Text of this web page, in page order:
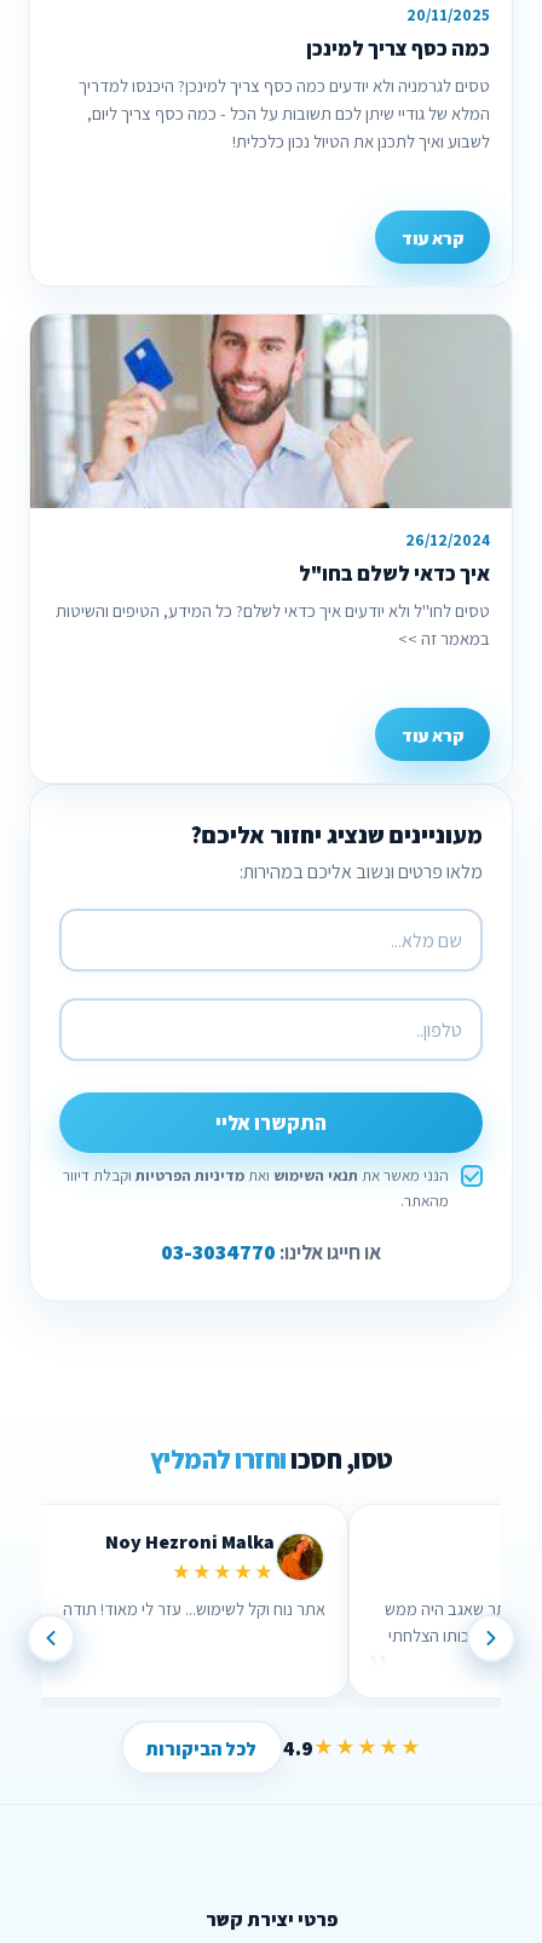
20/11/2025
כמה כסף צריך למינכן
טסים לגרמניה ולא יודעים כמה כסף צריך למינכן? היכנסו למדריך
המלא של גודיי שיתן לכם תשובות על הכל - כמה כסף צריך ליום,
לשבוע ואיך לתכנן את הטיול נכון כלכלית!
קרא עוד
26/12/2024
איך כדאי לשלם בחו"ל
טסים לחו''ל ולא יודעים איך כדאי לשלם? כל המידע, הטיפים והשיטות
במאמר זה >>
קרא עוד
מעוניינים שנציג יחזור אליכם?
מלאו פרטים ונשוב אליכם במהירות:
התקשרו אליי
הנני מאשר את תנאי השימוש ואתמדיניות הפרטיות וקבלת דיוור
מהאתר.
או חייגו אלינו: 03-3034770
טסו, חסכווחזרו להמליץ
Lidor Levi
★★★★★
ערכתי השוואה דרך האתר שאגב היה ממש
נוח לשימוש וממש עזר לי , בזכותו הצלחתי
”
שבאמת אכפת להם!
★★★★★
4.9 לכל הביקורות
פרטי יצירת קשר